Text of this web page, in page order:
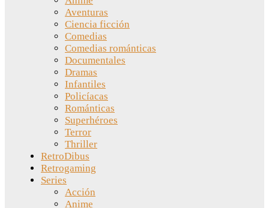
Aventuras
Ciencia ficción
Comedias
Comedias románticas
Documentales
Dramas
Infantiles
Policíacas
Románticas
Superhéroes
Terror
Thriller
RetroDibus
Retrogaming
Series
Acción
Anime